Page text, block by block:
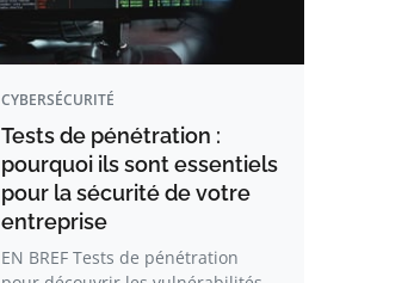
CYBERSÉCURITÉ
Tests de pénétration :
pourquoi ils sont essentiels
pour la sécurité de votre
entreprise
EN BREF Tests de pénétration